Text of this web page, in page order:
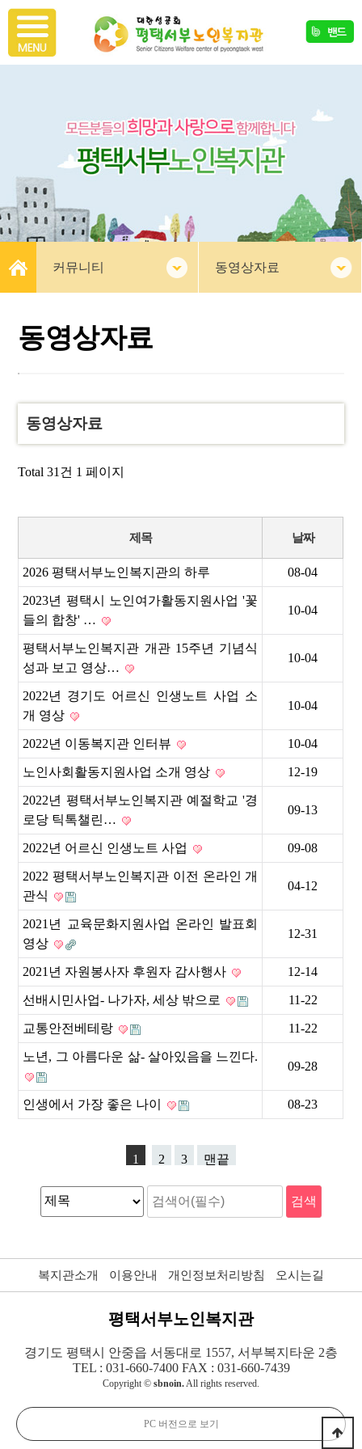
커뮤니티 동영상자료
동영상자료
동영상자료
Total 31건 1 페이지
제목 날짜
2026 평택서부노인복지관의 하루 08-04
2023년 평택시 노인여가활동지원사업 '꽃
들의 합창' …
10-04
평택서부노인복지관 개관 15주년 기념식
성과 보고 영상…
10-04
2022년 경기도 어르신 인생노트 사업 소
개 영상
10-04
2022년 이동복지관 인터뷰 10-04
노인사회활동지원사업 소개 영상 12-19
2022년 평택서부노인복지관 예절학교 '경
로당 틱톡챌린…
09-13
2022년 어르신 인생노트 사업 09-08
2022 평택서부노인복지관 이전 온라인 개
관식
04-12
2021년 교육문화지원사업 온라인 발표회
영상
12-31
2021년 자원봉사자 후원자 감사행사 12-14
선배시민사업- 나가자, 세상 밖으로 11-22
교통안전베테랑 11-22
노년, 그 아름다운 삶- 살아있음을 느낀다.
09-28
인생에서 가장 좋은 나이 08-23
1 2 3 맨끝
복지관소개 이용안내 개인정보처리방침 오시는길
평택서부노인복지관
경기도 평택시 안중읍 서동대로 1557, 서부복지타운 2층
TEL : 031-660-7400 FAX : 031-660-7439
Copyright © sbnoin.All rights reserved.
PC 버전으로 보기